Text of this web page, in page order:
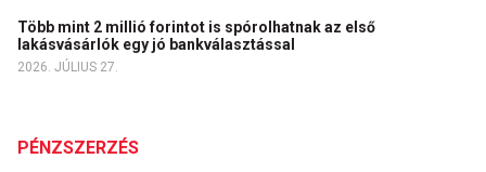
Több mint 2 millió forintot is spórolhatnak az első
lakásvásárlók egy jó bankválasztással
2026. JÚLIUS 27.
PÉNZSZERZÉS